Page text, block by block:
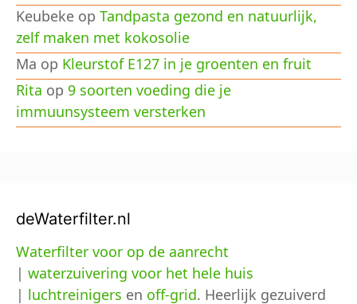
Keubeke op Tandpasta gezond en natuurlijk,
zelf maken met kokosolie
Ma op Kleurstof E127 in je groenten en fruit
Rita op 9 soorten voeding die je
immuunsysteem versterken
deWaterfilter.nl
Waterfilter voor op de aanrecht
| waterzuivering voor het hele huis
| luchtreinigers en off-grid. Heerlijk gezuiverd